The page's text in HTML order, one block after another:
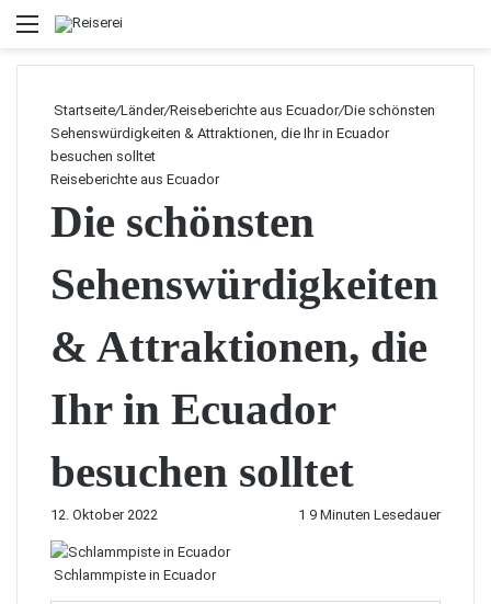
Menü
Startseite/Länder/Reiseberichte aus Ecuador/Die schönsten
Sehenswürdigkeiten & Attraktionen, die Ihr in Ecuador
besuchen solltet
Reiseberichte aus Ecuador
Die schönsten
Sehenswürdigkeiten
& Attraktionen, die
Ihr in Ecuador
besuchen solltet
12. Oktober 2022 1 9 Minuten Lesedauer
Schlammpiste in Ecuador